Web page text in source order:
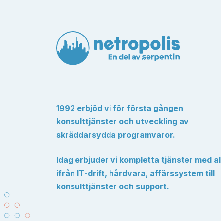
1992 erbjöd vi för första gången
konsulttjänster och utveckling av
skräddarsydda programvaror.
Idag erbjuder vi kompletta tjänster med
ifrån IT-drift, hårdvara, affärssystem till
konsulttjänster och support.